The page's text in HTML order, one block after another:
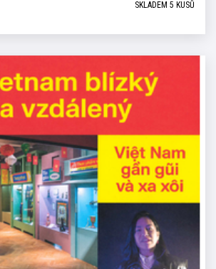
SKLADEM 5 KUSŮ